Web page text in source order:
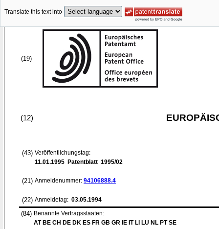
Translate this text into
(19)
(12)
(43) Veröffentlichungstag:
11.01.1995 Patentblatt 1995/02
(21) Anmeldenummer: 94106888.4
(22) Anmeldetag: 03.05.1994
(84) Benannte Vertragsstaaten:
AT BE CH DE DK ES FR GB GR IE IT LI LU NL PT SE